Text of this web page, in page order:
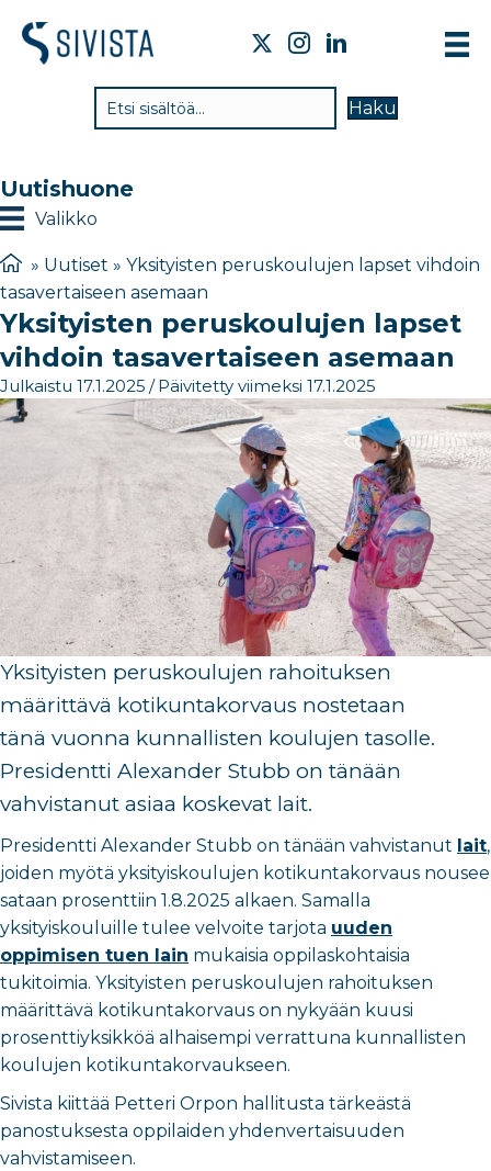
Haku
Uutishuone
Valikko
» Uutiset » Yksityisten peruskoulujen lapset vihdoin
tasavertaiseen asemaan
Yksityisten peruskoulujen lapset
vihdoin tasavertaiseen asemaan
Julkaistu 17.1.2025 / Päivitetty viimeksi 17.1.2025
Yksityisten peruskoulujen rahoituksen
määrittävä kotikuntakorvaus nostetaan
tänä vuonna kunnallisten koulujen tasolle.
Presidentti Alexander Stubb on tänään
vahvistanut asiaa koskevat lait.
Presidentti Alexander Stubb on tänään vahvistanut lait,
joiden myötä yksityiskoulujen kotikuntakorvaus nousee
sataan prosenttiin 1.8.2025 alkaen. Samalla
yksityiskouluille tulee velvoite tarjota uuden
oppimisen tuen lain mukaisia oppilaskohtaisia
tukitoimia. Yksityisten peruskoulujen rahoituksen
määrittävä kotikuntakorvaus on nykyään kuusi
prosenttiyksikköä alhaisempi verrattuna kunnallisten
koulujen kotikuntakorvaukseen.
Sivista kiittää Petteri Orpon hallitusta tärkeästä
panostuksesta oppilaiden yhdenvertaisuuden
vahvistamiseen.